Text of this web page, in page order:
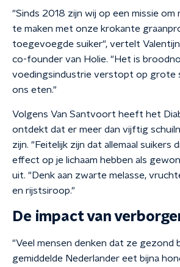
"Sinds 2018 zijn wij op een missie om
te maken met onze krokante
toegevoegde suiker", vertelt
co-founder van Holie. "Het is
voedingsindustrie verstopt op grote
ons eten."
Volgens Van Santvoort heeft het
ontdekt dat er meer dan vijftig
zijn. "Feitelijk zijn dat allemaal suikers
effect op je lichaam hebben als
uit. "Denk aan zwarte melasse,
en rijstsiroop."
De impact van
"Veel mensen denken dat ze gezond
gemiddelde Nederlander eet bijna